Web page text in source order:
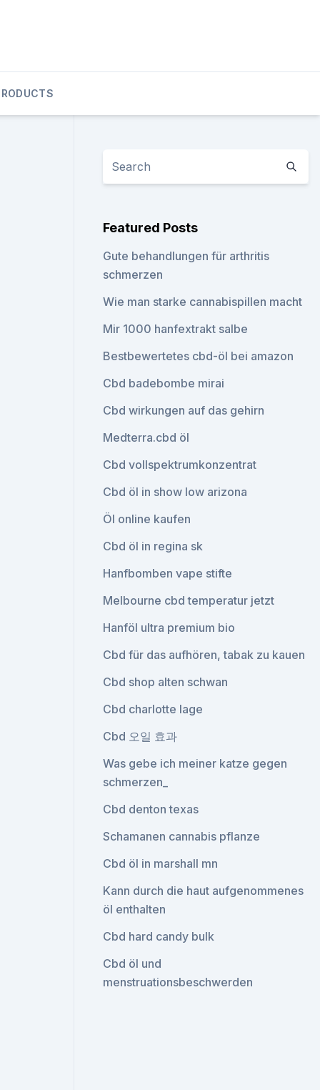
Featured Posts
Gute behandlungen für arthritis
schmerzen
Wie man starke cannabispillen macht
Mir 1000 hanfextrakt salbe
Bestbewertetes cbd-öl bei amazon
Cbd badebombe mirai
Cbd wirkungen auf das gehirn
Medterra.cbd öl
Cbd vollspektrumkonzentrat
Cbd öl in show low arizona
Öl online kaufen
Cbd öl in regina sk
Hanfbomben vape stifte
Melbourne cbd temperatur jetzt
Hanföl ultra premium bio
Cbd für das aufhören, tabak zu kauen
Cbd shop alten schwan
Cbd charlotte lage
Cbd 오일 효과
Was gebe ich meiner katze gegen
schmerzen_
Cbd denton texas
Schamanen cannabis pflanze
Cbd öl in marshall mn
Kann durch die haut aufgenommenes
öl enthalten
Cbd hard candy bulk
Cbd öl und
menstruationsbeschwerden